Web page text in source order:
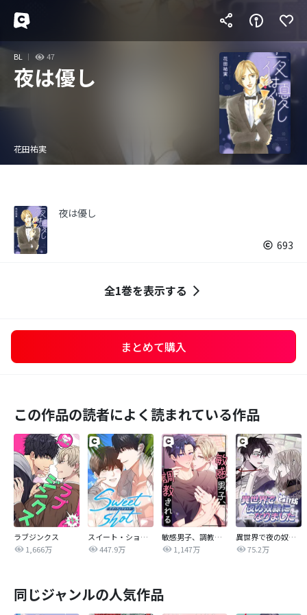
BL 47
夜は優し
花田祐実
夜は優し
693
全1巻を表示する
まとめて購入
この作品の読者によく読まれている作品
ラブジンクス
1,666万
スイート・ショット
447.9万
敏感男子、調教される
1,147万
異世界で夜の奴隷になりました【改訂版】
75.2万
同じジャンルの人気作品